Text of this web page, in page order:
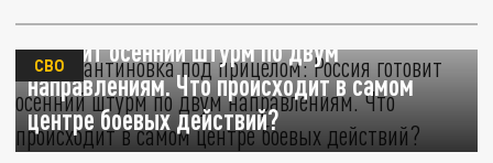
Константиновка под прицелом: Россия
готовит осенний штурм по двум
направлениям. Что происходит в самом
центре боевых действий?
СВО